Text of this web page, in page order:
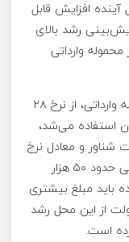
آینده افزایش قابل
رشد بالای
وارداتی
استفاده می‌شد،
شناور و معادل نرخ
مرکز مبادله طلا و ارز باشد که در زمان کنونی حدود ۵۰ هزار
باید مبلغ بیشتری
از این محل رشد